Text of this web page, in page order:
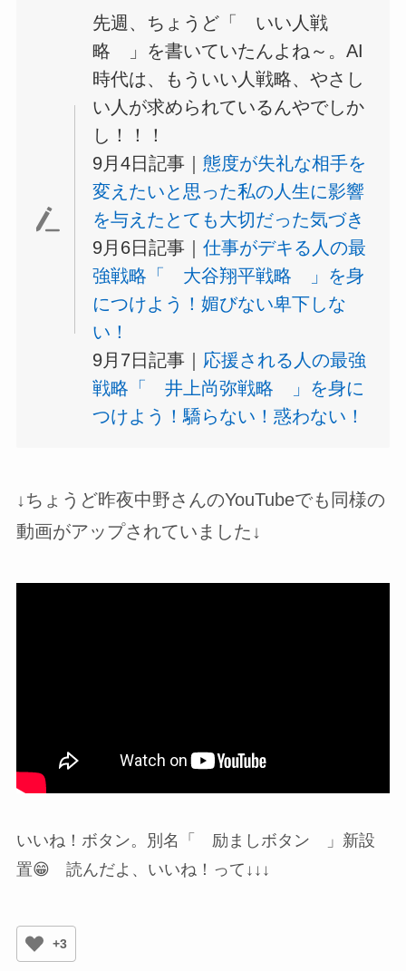
先週、ちょうど「 いい人戦
略 」を書いていたんよね～。AI
時代は、もういい人戦略、やさし
い人が求められているんやでしか
し！！！
9月4日記事｜ 態度が失礼な相手を
変えたいと思った私の人生に影響
を与えたとても大切だった気づき
9月6日記事｜ 仕事がデキる人の最
強戦略「 大谷翔平戦略 」を身
につけよう！媚びない卑下しな
い！
9月7日記事｜ 応援される人の最強
戦略「 井上尚弥戦略 」を身に
つけよう！驕らない！惑わない！
↓ちょうど昨夜中野さんのYouTubeでも同様の
動画がアップされていました↓
いいね！ボタン。別名「 励ましボタン 」新設
置😁 読んだよ、いいね！って↓↓↓
+3